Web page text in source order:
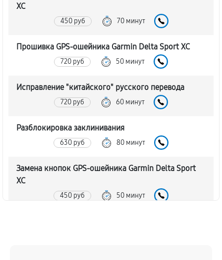
XC
450 руб 70 минут
Прошивка GPS-ошейника Garmin Delta Sport XC
720 руб 50 минут
Исправление "китайского" русского перевода
720 руб 60 минут
Разблокировка заклинивания
630 руб 80 минут
Замена кнопок GPS-ошейника Garmin Delta Sport
XC
450 руб 50 минут